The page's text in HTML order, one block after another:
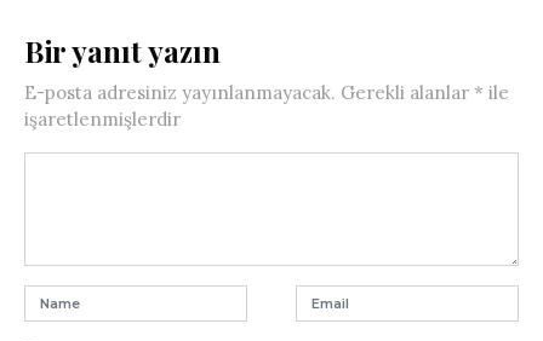
Bir yanıt yazın
E-posta adresiniz yayınlanmayacak. Gerekli alanlar * ile
işaretlenmişlerdir